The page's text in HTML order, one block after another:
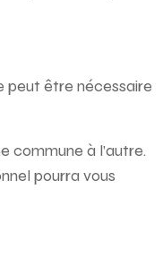
peut être nécessaire
commune à l’autre.
pourra vous